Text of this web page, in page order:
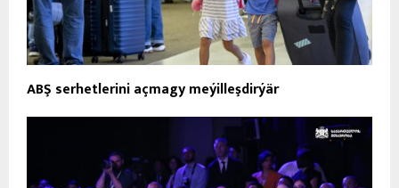
ABŞ serhetlerini açmagy meýilleşdirýär